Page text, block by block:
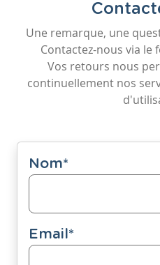
Une remarque, une
Contactez-nous via le
Vos retours nous
continuellement nos
Nom*
Email*